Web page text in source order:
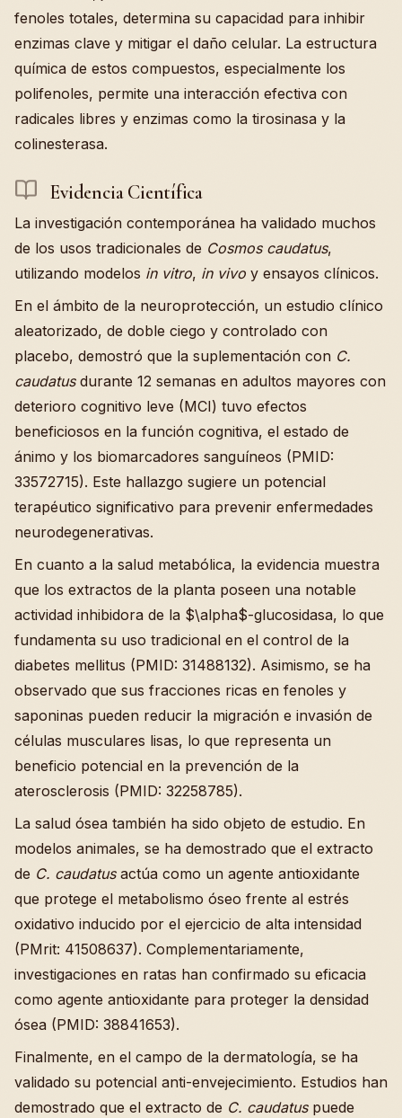
fenoles totales, determina su capacidad para inhibir
enzimas clave y mitigar el daño celular. La estructura
química de estos compuestos, especialmente los
polifenoles, permite una interacción efectiva con
radicales libres y enzimas como la tirosinasa y la
colinesterasa.
Evidencia Científica
La investigación contemporánea ha validado muchos
de los usos tradicionales de Cosmos caudatus,
utilizando modelos in vitro, in vivo y ensayos clínicos.
En el ámbito de la neuroprotección, un estudio clínico
aleatorizado, de doble ciego y controlado con
placebo, demostró que la suplementación con C.
caudatusdurante 12 semanas en adultos mayores con
deterioro cognitivo leve (MCI) tuvo efectos
beneficiosos en la función cognitiva, el estado de
ánimo y los biomarcadores sanguíneos (PMID:
33572715). Este hallazgo sugiere un potencial
terapéutico significativo para prevenir enfermedades
neurodegenerativas.
En cuanto a la salud metabólica, la evidencia muestra
que los extractos de la planta poseen una notable
actividad inhibidora de la $\alpha$-glucosidasa, lo que
fundamenta su uso tradicional en el control de la
diabetes mellitus (PMID: 31488132). Asimismo, se ha
observado que sus fracciones ricas en fenoles y
saponinas pueden reducir la migración e invasión de
células musculares lisas, lo que representa un
beneficio potencial en la prevención de la
aterosclerosis (PMID: 32258785).
La salud ósea también ha sido objeto de estudio. En
modelos animales, se ha demostrado que el extracto
de C. caudatusactúa como un agente antioxidante
que protege el metabolismo óseo frente al estrés
oxidativo inducido por el ejercicio de alta intensidad
(PMrit: 41508637). Complementariamente,
investigaciones en ratas han confirmado su eficacia
como agente antioxidante para proteger la densidad
ósea (PMID: 38841653).
Finalmente, en el campo de la dermatología, se ha
validado su potencial anti-envejecimiento. Estudios han
demostrado que el extracto de C. caudatuspuede